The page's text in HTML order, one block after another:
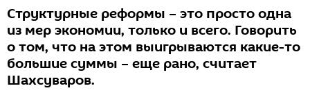
Структурные реформы – это просто одна
из мер экономии, только и всего. Говорить
о том, что на этом выигрываются какие-то
большие суммы – еще рано, считает
Шахсуваров.